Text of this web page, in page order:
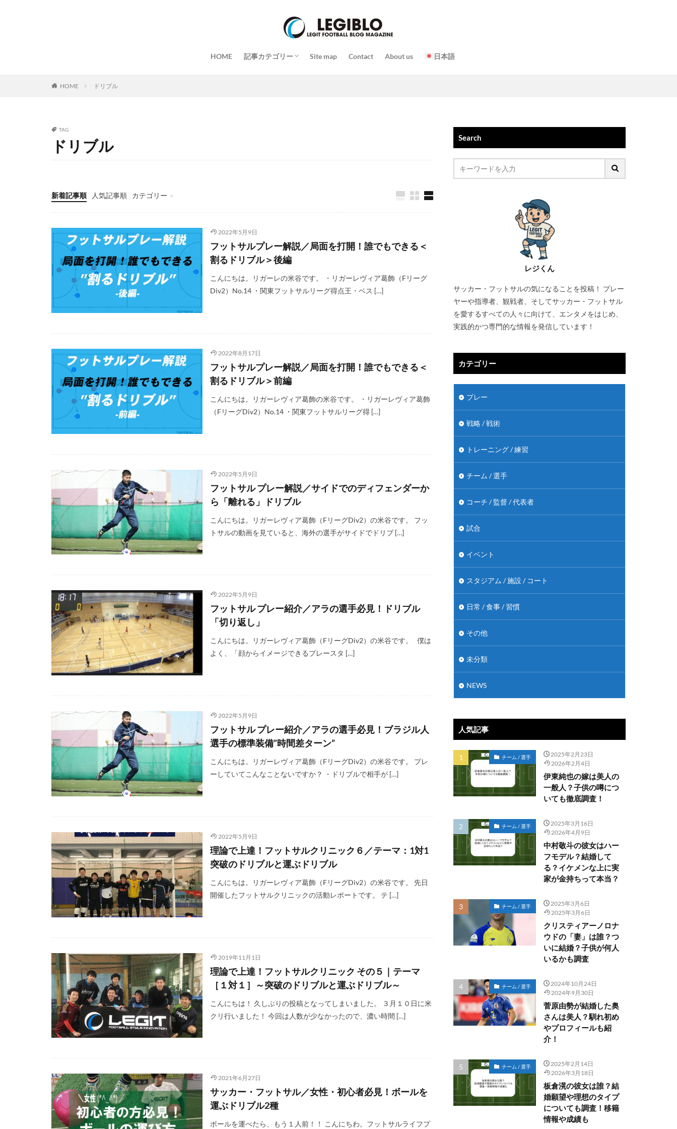
HOME 記事カテゴリー
プレー
戦略 / 戦術
トレーニング / 練習
チーム / 選手
コーチ / 監督 / 代表者
試合
イベント
スタジアム / 施設 / コート
日常 / 食事 / 習慣
その他
Site map Contact About us 日本語
HOME ドリブル
TAG
ドリブル
新着記事順 人気記事順
カテゴリー
プレー
戦略 / 戦術
トレーニング / 練習
チーム / 選手
コーチ / 監督 / 代表者
試合
イベント
スタジアム / 施設 / コート
日常 / 食事 / 習慣
その他
2022年5月9日
フットサルプレー解説／局面を打開！誰でもできる＜
割るドリブル＞後編
こんにちは。リガーレの米谷です。 ・リガーレヴィア葛飾（Fリーグ
Div2）No.14 ・関東フットサルリーグ得点王・ベス […]
2022年8月17日
フットサルプレー解説／局面を打開！誰でもできる＜
割るドリブル＞前編
こんにちは。リガーレヴィア葛飾の米谷です。 ・リガーレヴィア葛飾
（FリーグDiv2）No.14 ・関東フットサルリーグ得 […]
2022年5月9日
フットサル プレー解説／サイドでのディフェンダーか
ら「離れる」ドリブル
こんにちは。リガーレヴィア葛飾（FリーグDiv2）の米谷です。 フッ
トサルの動画を見ていると、海外の選手がサイドでドリブ […]
2022年5月9日
フットサル プレー紹介／アラの選手必見！ドリブル
「切り返し」
こんにちは。リガーレヴィア葛飾（FリーグDiv2）の米谷です。 僕は
よく、「顔からイメージできるプレースタ […]
2022年5月9日
フットサル プレー紹介／アラの選手必見！ブラジル人
選手の標準装備”時間差ターン”
こんにちは。リガーレヴィア葛飾（FリーグDiv2）の米谷です。 プレ
ーしていてこんなことないですか？ ・ドリブルで相手が […]
2022年5月9日
理論で上達！フットサルクリニック６／テーマ：1対1
突破のドリブルと運ぶドリブル
こんにちは。リガーレヴィア葛飾（FリーグDiv2）の米谷です。 先日
開催したフットサルクリニックの活動レポートです。 テ […]
2019年11月1日
理論で上達！フットサルクリニック その５｜テーマ
［１対１］～突破のドリブルと運ぶドリブル～
こんにちは！ 久しぶりの投稿となってしまいました。 ３月１０日に米
クリ行いました！ 今回は人数が少なかったので、濃い時間 […]
2021年6月27日
サッカー・フットサル／女性・初心者必見！ボールを
運ぶドリブル2種
ボールを運べたら、もう１人前！！ こんにちわ。フットサルライフプ
Search
レジくん
サッカー・フットサルの気になることを投稿！ プレー
ヤーや指導者、観戦者、そしてサッカー・フットサル
を愛するすべての人々に向けて、エンタメをはじめ、
実践的かつ専門的な情報を発信しています！
カテゴリー
プレー
戦略 / 戦術
トレーニング / 練習
チーム / 選手
コーチ / 監督 / 代表者
試合
イベント
スタジアム / 施設 / コート
日常 / 食事 / 習慣
その他
未分類
NEWS
人気記事
チーム / 選手
2025年2月23日
2026年2月4日
伊東純也の嫁は美人の
一般人？子供の噂につ
いても徹底調査！
チーム / 選手
2025年3月16日
2026年4月9日
中村敬斗の彼女はハー
フモデル？結婚して
る？イケメンな上に実
家が金持ちって本当？
チーム / 選手
2025年3月6日
2025年3月6日
クリスティアーノロナ
ウドの「妻」は誰？つ
いに結婚？子供が何人
いるかも調査
チーム / 選手
2024年10月24日
2024年9月30日
菅原由勢が結婚した奥
さんは美人？馴れ初め
やプロフィールも紹
介！
チーム / 選手
2025年2月14日
2026年3月18日
板倉滉の彼女は誰？結
婚願望や理想のタイプ
についても調査！移籍
情報や成績も